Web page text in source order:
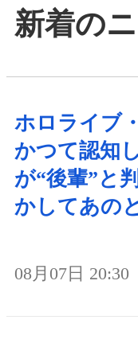
新着の
ホロライブ
かつて認知
が“後輩”と
かしてあの
08月07日 20:30